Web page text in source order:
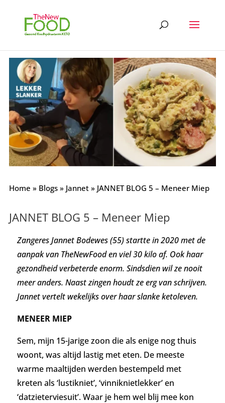
Home » Blogs» Jannet» JANNET BLOG 5 – Meneer Miep
JANNET BLOG 5 – Meneer Miep
Zangeres Jannet Bodewes (55)startte in 2020 met de
aanpak van TheNewFood en viel 30 kilo af. Ook haar
gezondheid verbeterde enorm. Sindsdien wil ze nooit
meer anders. Naast zingen houdt ze erg van schrijven.
Jannet vertelt wekelijks over haar slanke ketoleven.
MENEER MIEP
Sem, mijn 15-jarige zoon die als enige nog thuis
woont, was altijd lastig met eten. De meeste
warme maaltijden werden bestempeld met
kreten als ‘lustikniet’, ‘vinniknietlekker’ en
‘datzieterviesuit’. Waar je hem wel blij mee kon